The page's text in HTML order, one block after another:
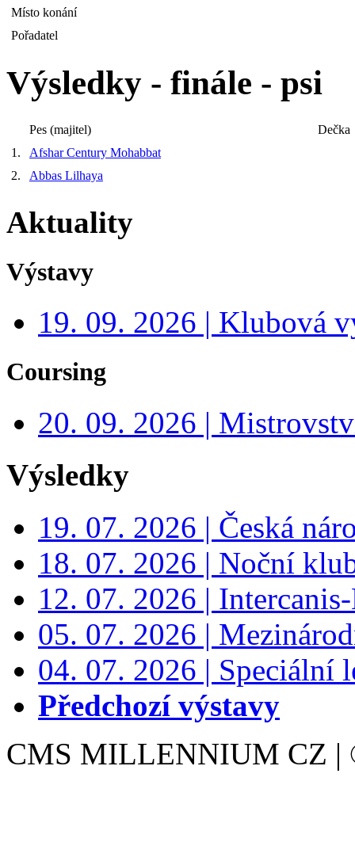
Místo konání
Pořadatel
Výsledky - finále - psi
Pes (majitel)
Dečka
1.
Afshar Century Mohabbat
2.
Abbas Lilhaya
Aktuality
Výstavy
19. 09. 2026 | Klubová
Coursing
20. 09. 2026 |
Výsledky
19. 07. 2026 | Česká
18. 07. 2026 | Noční
12. 07. 2026 |
05. 07. 2026 |
04. 07. 2026 | Speciální
Předchozí výstavy
CMS MILLENNIUM CZ |